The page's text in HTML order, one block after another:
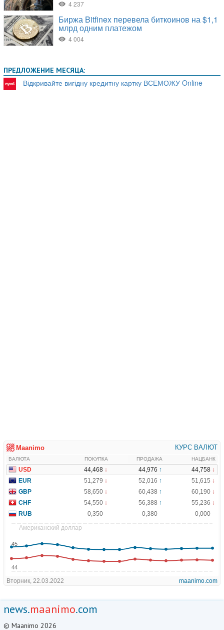
ПРЕДЛОЖЕНИЕ МЕСЯЦА:
Відкривайте вигідну кредитну картку ВСЕМОЖУ Online
news.maanimo.com
© Maanimo 2026